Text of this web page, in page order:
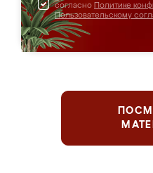
согласно Политике
Пользовательскому